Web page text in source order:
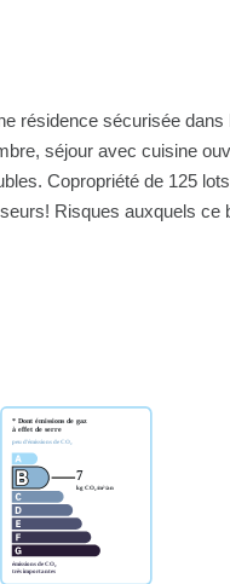
résidence sécurisée
séjour avec cuisine
Copropriété de 125
Risques auxquels ce